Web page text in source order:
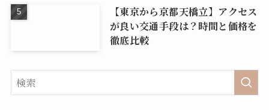
【東京から京都天橋立】アクセス
が良い交通手段は？時間と価格を
徹底比較